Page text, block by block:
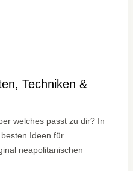
Techniken &
welches passt zu dir? In
Ideen für
neapolitanischen